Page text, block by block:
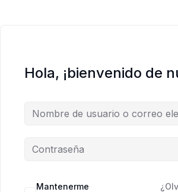
Hola, ¡bienvenido de
Mantenerme